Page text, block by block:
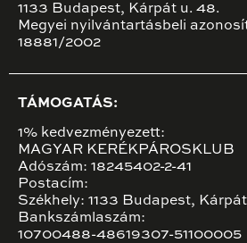
1133 Budapest, Kárpát u. 48.
Megyei nyilvántartásbeli
18881/2002
TÁMOGATÁS:
1% kedvezményezett:
MAGYAR KERÉKPÁROSKLUB
Adószám: 18245402-2-41
Postacím:
Székhely: 1133 Budapest,
Bankszámlaszám:
10700488-48619307-51100005